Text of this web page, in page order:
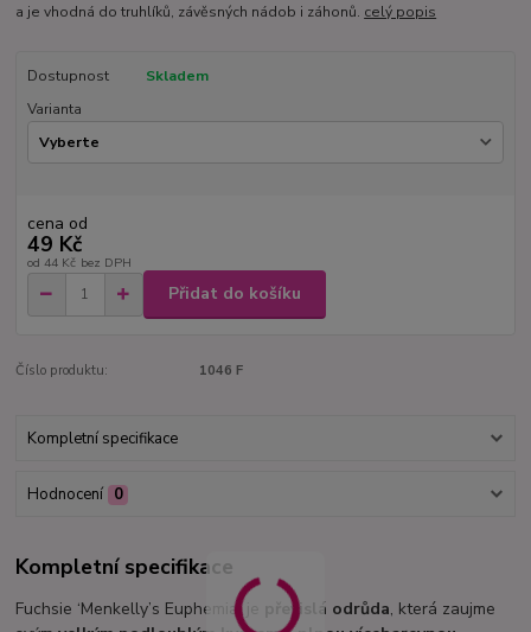
a je vhodná do truhlíků, závěsných nádob i záhonů. celý popis
Dostupnost
Skladem
Varianta
cena od
49 Kč
od 44 Kč bez DPH
Přidat do košíku
Číslo produktu: 1046 F
Kompletní specifikace
Hodnocení 0
Kompletní specifikace
Fuchsie ‘Menkelly’s Euphemia’ je převislá odrůda, která zaujme